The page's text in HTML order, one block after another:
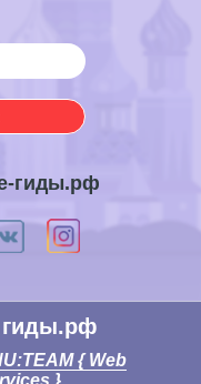
гиды.рф
{ Web
гиды.рф